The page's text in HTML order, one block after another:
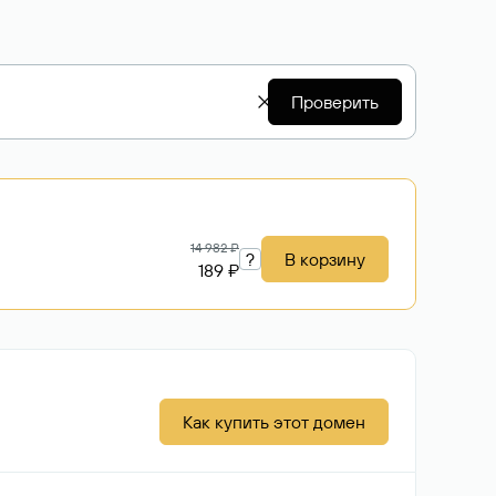
Проверить
14 982 ₽
189 ₽ ? В корзину
Как купить этот домен